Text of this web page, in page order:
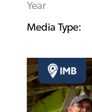
Year
Media Type: